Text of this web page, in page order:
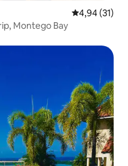
4,94 ud af 5
4,94 (31)
Montego Bay